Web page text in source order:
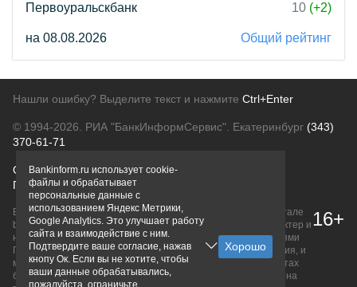
Первоуральскбанк
10 (+2)
на 08.08.2026 Общий рейтинг
Нашли ошибку? Выделите текст и нажмите Ctrl+Enter
© 1994-2026. РИА "БанкИнформСервис". Екатеринбург (343)
370-61-71
О проектеПолитика конфиденциальности
Правовая информацияДля рекламодателей
Вся информация о продуктах банков, размещенная на портале
bankinform.ru, носит исключительно ознакомительный характер и
не является публичной офертой, определяемой положениями
ГК РФ. Информация не содержит точного и полного описания, и
может быть изменена. Конечные условия уточняйте на сайтах
банков или при личном обращении. Исключительное право на
16+
Bankinform.ru использует cookie-
файлы и обрабатывает
персональные данные с
использованием Яндекс Метрики,
Google Analytics. Это улучшает работу
сайта и взаимодействие с ним.
Подтвердите ваше согласие, нажав
кнопу Ок. Если вы не хотите, чтобы
ваши данные обрабатывались,
пожалуйста, ограничьте